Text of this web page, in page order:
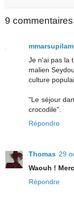
9
Je n'ai pas la
malien
culture
"Le séjour
crocodile".
Répondre
Thomas 29
Waouh !
Répondre